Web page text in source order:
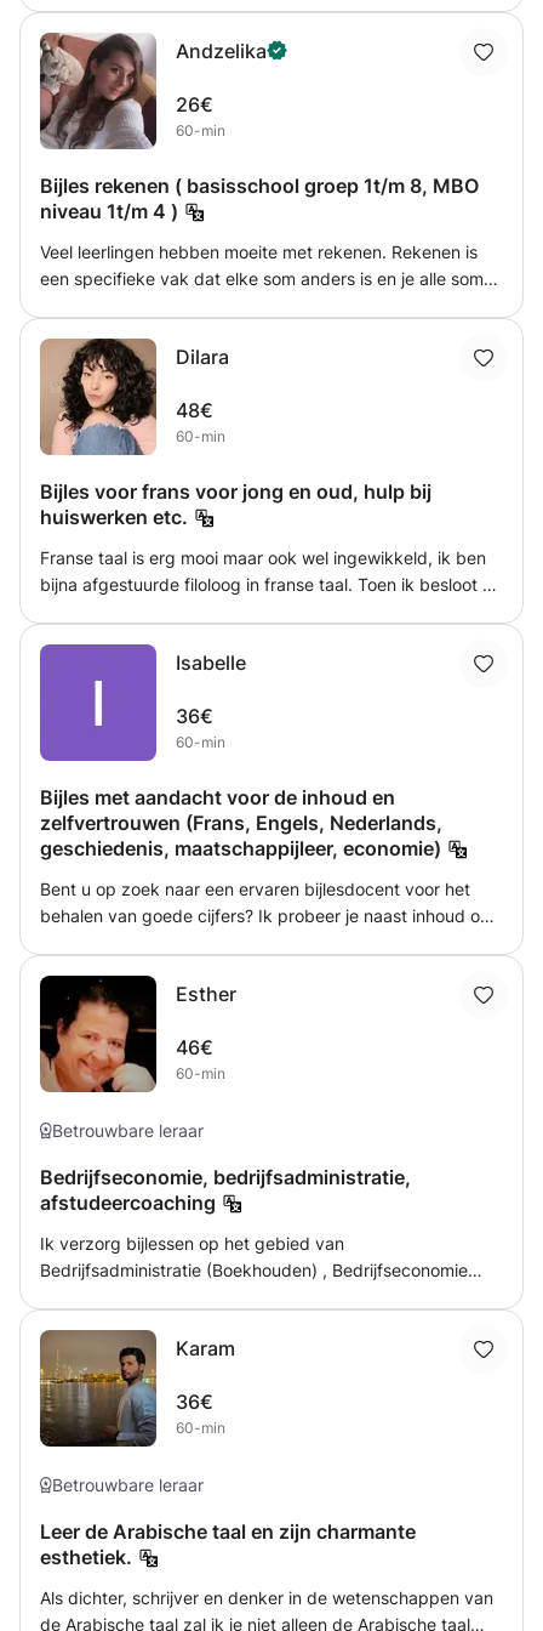
die betrekking hebben op het doel van de begeleiding
nogmaals onderzocht worden. Hierbij krijgt u een veel
specifieker resultaat en groei te zien dan wanneer er niet
gekozen is om het RD4 onderzoek af te nemen. Na de
evaluatie zal besproken worden of de begeleiding
afgerond kan worden, de begeleiding nog verlengd zal
bijles gegeven. Mijn doel is om de leerling student zo
goed mogelijk te helpen in alle moeilijkheden die zij
hebben. Ik geef huiswerk na elke les en geef periodieke
voortgangsrapporten.
Andzelika
26€
60-min
Bijles rekenen ( basisschool groep 1t/m 8, MBO
niveau 1t/m 4 )
Veel leerlingen hebben moeite met rekenen. Rekenen is
een specifieke vak dat elke som anders is en je alle som
sommen kunnen bereken en makkelijker.
Dilara
48€
60-min
Bijles voor frans voor jong en oud, hulp bij
huiswerken etc.
Franse taal is erg mooi maar ook wel ingewikkeld, ik ben
bijna afgestuurde filoloog in franse taal. Toen ik besloot dit
en het als een challenge zag, heb heel veel geleerd in mijn
Isabelle
36€
60-min
Bijles met aandacht voor de inhoud en
zelfvertrouwen (Frans, Engels, Nederlands,
geschiedenis, maatschappijleer, economie)
Bent u op zoek naar een ervaren bijlesdocent voor het
behalen van goede cijfers? Ik probeer je naast inhoud ook
bespreken wij welke doelen je wilt bereiken en aan de
hand daarvan wordt een individueel lesprogramma
opgesteld. Voor elk leerprobleem vinden we een goede
oplossing! Het allerbelangrijkste is dat ik kan helpen je
van nieuwe vaardigheden.
Esther
46€
60-min
Betrouwbare leraar
Bedrijfseconomie, bedrijfsadministratie,
afstudeercoaching
Ik verzorg bijlessen op het gebied van
Bedrijfsadministratie (Boekhouden) , Bedrijfseconomie
hbo. Voornamelijk in economische opleidingen, waaronder
AC, MER, BE, BE, FSM, FE en CO. Ik ben goed op de
hoogte van de huidige exameneisen op het hbo.
Karam
36€
60-min
Betrouwbare leraar
Leer de Arabische taal en zijn charmante
esthetiek.
Als dichter, schrijver en denker in de wetenschappen van
de Arabische taal zal ik je niet alleen de Arabische taal